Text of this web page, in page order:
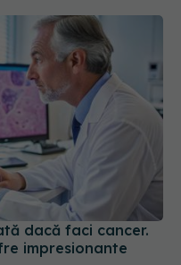
impresionante